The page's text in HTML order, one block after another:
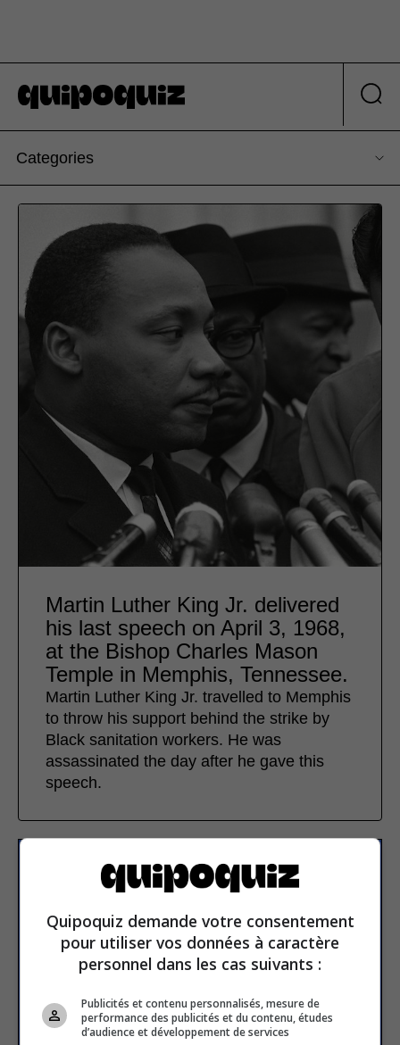
Categories
Martin Luther King Jr. delivered
his last speech on April 3, 1968,
at the Bishop Charles Mason
Temple in Memphis, Tennessee.
Martin Luther King Jr. travelled to Memphis
to throw his support behind the strike by
Black sanitation workers. He was
assassinated the day after he gave this
speech.
Subscribe to our
Email address
SUBSCRIBE
Quipoquiz demande votre consentement
pour utiliser vos données à caractère
personnel dans les cas suivants :
Publicités et contenu personnalisés, mesure de
performance des publicités et du contenu, études
d’audience et développement de services